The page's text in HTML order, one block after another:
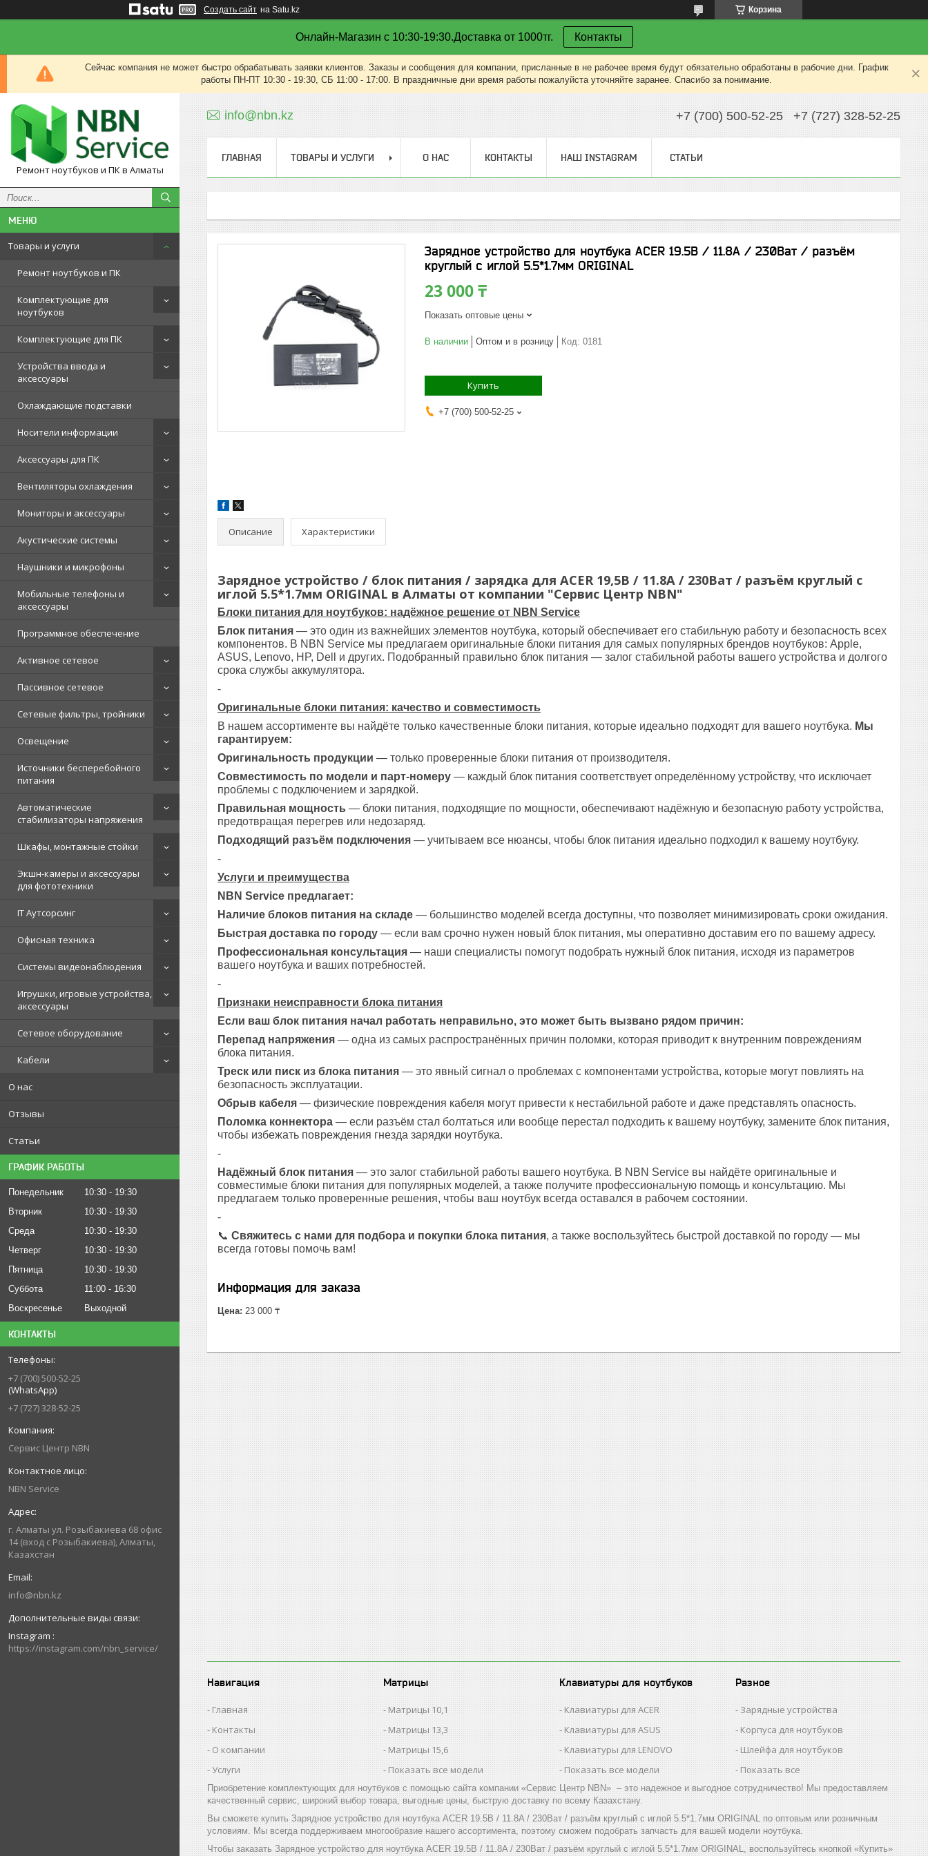
Создать сайт на Satu.kz Корзина
Онлайн-Магазин с 10:30-19:30.Доставка от 1000тг. Контакты
Сейчас компания не может быстро обрабатывать заявки клиентов. Заказы и сообщения для компании, присланные в не рабочее время будут обязательно обработаны в рабочие дни. График
работы ПН-ПТ 10:30 - 19:30, СБ 11:00 - 17:00. В праздничные дни время работы пожалуйста уточняйте заранее. Спасибо за понимание.
Ремонт ноутбуков и ПК в Алматы
Товары и услуги
Ремонт ноутбуков и ПК
Комплектующие для
ноутбуков
Комплектующие для ПК
Устройства ввода и
аксессуары
Охлаждающие подставки
Носители информации
Аксессуары для ПК
Вентиляторы охлаждения
Мониторы и аксессуары
Акустические системы
Наушники и микрофоны
Мобильные телефоны и
аксессуары
Программное обеспечение
Активное сетевое
Пассивное сетевое
Сетевые фильтры, тройники
Освещение
Источники бесперебойного
питания
Автоматические
стабилизаторы напряжения
Шкафы, монтажные стойки
Экшн-камеры и аксессуары
для фототехники
IT Аутсорсинг
Офисная техника
Системы видеонаблюдения
Игрушки, игровые устройства,
аксессуары
Сетевое оборудование
Кабели
О нас
Отзывы
Статьи
ГРАФИК РАБОТЫ
Понедельник 10:30
19:30
Вторник
10:30
19:30
Среда
10:30
19:30
Четверг
10:30
19:30
Пятница
10:30
19:30
Суббота
11:00
16:30
Воскресенье
Выходной
КОНТАКТЫ
+7 (700) 500-52-25
(WhatsApp)
+7 (727) 328-52-25
Сервис Центр NBN
NBN Service
г. Алматы ул. Розыбакиева 68 офис
14 (вход с Розыбакиева), Алматы,
Казахстан
info@nbn.kz
Instagram
https://instagram.com/nbn_service/
info@nbn.kz +7 (700) 500-52-25 +7 (727) 328-52-25
ГЛАВНАЯ ТОВАРЫ И УСЛУГИ О НАС КОНТАКТЫ НАШ INSTAGRAM СТАТЬИ
Зарядное устройство для ноутбука ACER 19.5В / 11.8A / 230Ват / разъём
круглый с иглой 5.5*1.7мм ORIGINAL
23 000 ₸
Показать оптовые цены
В наличии Оптом и в розницу Код: 0181
Купить
+7 (700) 500-52-25
Описание Характеристики
Зарядное устройство / блок питания / зарядка для ACER 19,5В / 11.8A / 230Ват / разъём круглый с
иглой 5.5*1.7мм ORIGINAL в Алматы от компании "Сервис Центр NBN"
Блоки питания для ноутбуков: надёжное решение от NBN Service
Блок питания — это один из важнейших элементов ноутбука, который обеспечивает его стабильную работу и безопасность всех
компонентов. В NBN Service мы предлагаем оригинальные блоки питания для самых популярных брендов ноутбуков: Apple,
ASUS, Lenovo, HP, Dell и других. Подобранный правильно блок питания — залог стабильной работы вашего устройства и долгого
срока службы аккумулятора.
-
Оригинальные блоки питания: качество и совместимость
В нашем ассортименте вы найдёте только качественные блоки питания, которые идеально подходят для вашего ноутбука. Мы
гарантируем:
Оригинальность продукции — только проверенные блоки питания от производителя.
Совместимость по модели и парт-номеру — каждый блок питания соответствует определённому устройству, что исключает
проблемы с подключением и зарядкой.
Правильная мощность — блоки питания, подходящие по мощности, обеспечивают надёжную и безопасную работу устройства,
предотвращая перегрев или недозаряд.
Подходящий разъём подключения — учитываем все нюансы, чтобы блок питания идеально подходил к вашему ноутбуку.
-
Услуги и преимущества
NBN Service предлагает:
Наличие блоков питания на складе — большинство моделей всегда доступны, что позволяет минимизировать сроки ожидания.
Быстрая доставка по городу — если вам срочно нужен новый блок питания, мы оперативно доставим его по вашему адресу.
Профессиональная консультация — наши специалисты помогут подобрать нужный блок питания, исходя из параметров
вашего ноутбука и ваших потребностей.
-
Признаки неисправности блока питания
Если ваш блок питания начал работать неправильно, это может быть вызвано рядом причин:
Перепад напряжения — одна из самых распространённых причин поломки, которая приводит к внутренним повреждениям
блока питания.
Треск или писк из блока питания — это явный сигнал о проблемах с компонентами устройства, которые могут повлиять на
безопасность эксплуатации.
Обрыв кабеля — физические повреждения кабеля могут привести к нестабильной работе и даже представлять опасность.
Поломка коннектора — если разъём стал болтаться или вообще перестал подходить к вашему ноутбуку, замените блок питания,
чтобы избежать повреждения гнезда зарядки ноутбука.
-
Надёжный блок питания — это залог стабильной работы вашего ноутбука. В NBN Service вы найдёте оригинальные и
совместимые блоки питания для популярных моделей, а также получите профессиональную помощь и консультацию. Мы
предлагаем только проверенные решения, чтобы ваш ноутбук всегда оставался в рабочем состоянии.
-
📞 Свяжитесь с нами для подбора и покупки блока питания, а также воспользуйтесь быстрой доставкой по городу — мы
всегда готовы помочь вам!
Информация для заказа
Цена: 23 000 ₸
Навигация
Главная
Контакты
О компании
Услуги
Матрицы
Матрицы 10,1
Матрицы 13,3
Матрицы 15,6
Показать все модели
Клавиатуры для ноутбуков
Клавиатуры для ACER
Клавиатуры для ASUS
Клавиатуры для LENOVO
Показать все модели
Разное
Зарядные устройства
Корпуса для ноутбуков
Шлейфа для ноутбуков
Показать все
Приобретение комплектующих для ноутбуков с помощью сайта компании «Сервис Центр NBN» – это надежное и выгодное сотрудничество! Мы предоставляем
качественный сервис, широкий выбор товара, выгодные цены, быструю доставку по всему Казахстану.
Вы сможете купить Зарядное устройство для ноутбука ACER 19.5В / 11.8A / 230Ват / разъём круглый с иглой 5.5*1.7мм ORIGINAL по оптовым или розничным
условиям. Мы всегда поддерживаем многообразие нашего ассортимента, поэтому сможем подобрать запчасть для вашей модели ноутбука.
Чтобы заказать Зарядное устройство для ноутбука ACER 19.5В / 11.8A / 230Ват / разъём круглый с иглой 5.5*1.7мм ORIGINAL, воспользуйтесь кнопкой «Купить»